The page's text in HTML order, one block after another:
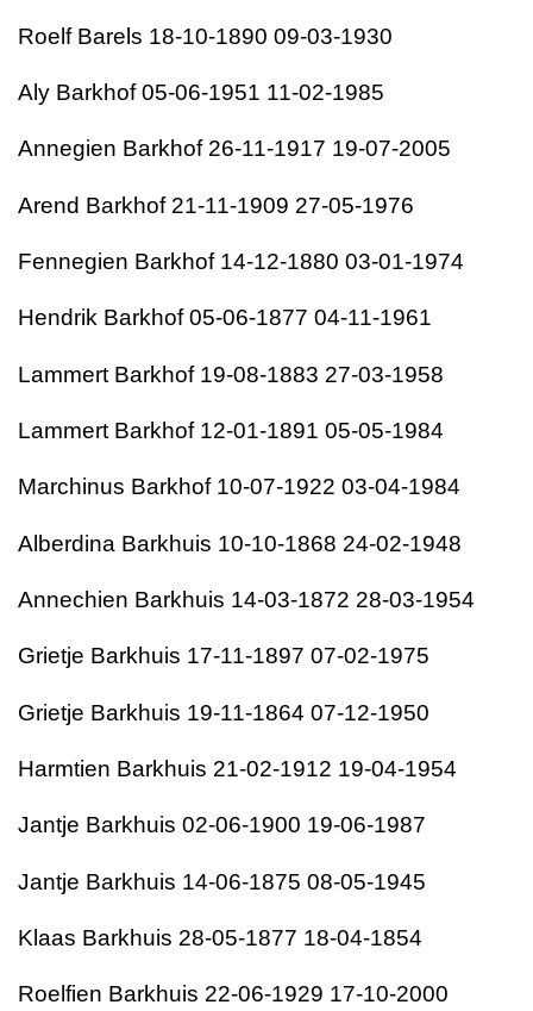
Roelf Barels 18-10-1890 09-03-1930
Aly Barkhof 05-06-1951 11-02-1985
Annegien Barkhof 26-11-1917 19-07-2005
Arend Barkhof 21-11-1909 27-05-1976
Fennegien Barkhof 14-12-1880 03-01-1974
Hendrik Barkhof 05-06-1877 04-11-1961
Lammert Barkhof 19-08-1883 27-03-1958
Lammert Barkhof 12-01-1891 05-05-1984
Marchinus Barkhof 10-07-1922 03-04-1984
Alberdina Barkhuis 10-10-1868 24-02-1948
Annechien Barkhuis 14-03-1872 28-03-1954
Grietje Barkhuis 17-11-1897 07-02-1975
Grietje Barkhuis 19-11-1864 07-12-1950
Harmtien Barkhuis 21-02-1912 19-04-1954
Jantje Barkhuis 02-06-1900 19-06-1987
Jantje Barkhuis 14-06-1875 08-05-1945
Klaas Barkhuis 28-05-1877 18-04-1854
Roelfien Barkhuis 22-06-1929 17-10-2000